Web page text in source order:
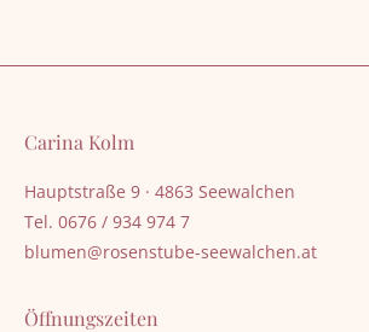
Carina Kolm
Hauptstraße 9 · 4863 Seewalchen
Tel. 0676 / 934 974 7
ta.nehclawees-ebutsnesor@nemulb
Öffnungszeiten